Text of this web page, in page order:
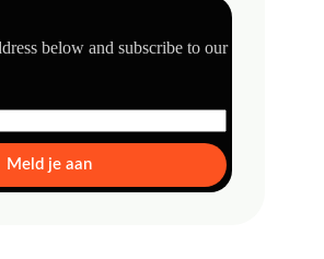
below and subscribe to our
Meld je aan